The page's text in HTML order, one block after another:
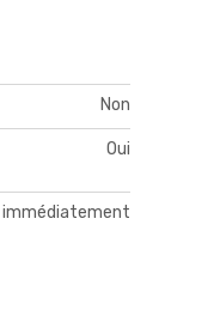
Non
Oui
immédiatement